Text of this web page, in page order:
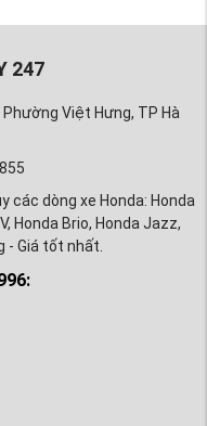
247
Việt Hưng, TP Hà
các dòng xe Honda: Honda
Honda Brio, Honda Jazz,
- Giá tốt nhất.